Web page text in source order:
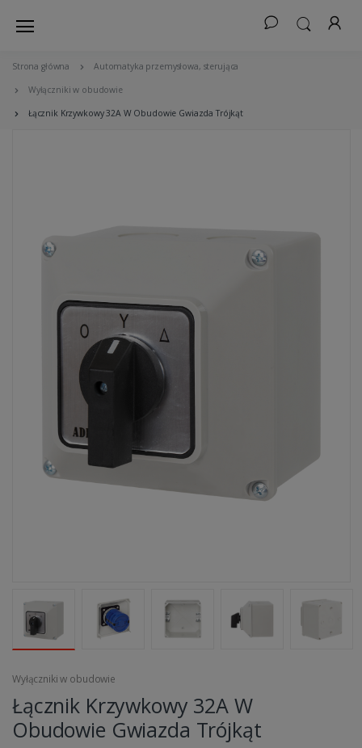
Strona główna Automatyka przemysłowa, sterująca
Wyłączniki w obudowie
Łącznik Krzywkowy 32A W Obudowie Gwiazda Trójkąt
Wyłączniki w obudowie
Łącznik Krzywkowy 32A W
Obudowie Gwiazda Trójkąt